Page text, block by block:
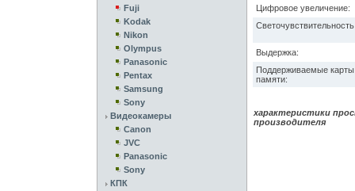
Fuji
Kodak
Nikon
Olympus
Panasonic
Pentax
Samsung
Sony
Видеокамеры
Canon
JVC
Panasonic
Sony
КПК
Цифровое увеличение:
Выдержка:
Поддерживаемые карты
памяти:
характеристики
производителя